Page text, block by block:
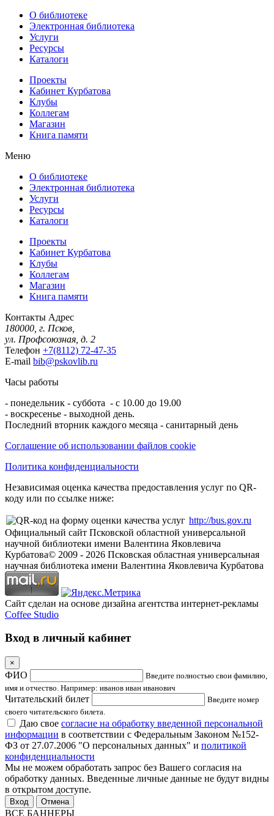
О библиотеке
Электронная библиотека
Услуги
Ресурсы
Каталоги
Проекты
Кабинет Курбатова
Клубы
Коллегам
Магазин
Книга памяти
Меню
О библиотеке
Электронная библиотека
Услуги
Ресурсы
Каталоги
Проекты
Кабинет Курбатова
Клубы
Коллегам
Магазин
Книга памяти
Контакты Адрес
180000, г. Псков,
ул. Профсоюзная, д. 2
Телефон +7(8112) 72-47-35
E-mail bib@pskovlib.ru
Часы работы
- понедельник - суббота - с 10.00 до 19.00
- воскресенье - выходной день.
Последний вторник каждого месяца - санитарный день
Соглашение об использовании файлов cookie
Политика конфиденциальности
Независимая оценка качества предоставления услуг по QR-
коду или по ссылке ниже:
http://bus.gov.ru
Официальный сайт Псковской областной универсальной
научной библиотеки имени Валентина Яковлевича
Курбатова© 2009 - 2026 Псковская областная универсальная
научная библиотека имени Валентина Яковлевича Курбатова
Сайт сделан на основе дизайна агентства интернет-рекламы
Coffee Studio
Вход в личный кабинет
×
ФИО
Введите полностью свои фамилию,
имя и отчество. Например: иванов иван иванович
Читательский билет
Введите номер
своего читательского билета.
Даю свое согласие на обработку введенной персональной
информации в соответствии с Федеральным Законом №152-
ФЗ от 27.07.2006 "О персональных данных" и политикой
конфиденциальности
Мы не можем обработать запрос без Вашего согласия на
обработку данных. Введенные личные данные не будут видны
в открытом доступе.
Отмена
ВСЕ БАННЕРЫ